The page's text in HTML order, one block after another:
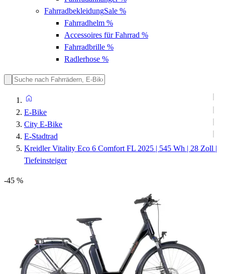
FahrradbekleidungSale %
Fahrradhelm %
Accessoires für Fahrrad %
Fahrradbrille %
Radlerhose %
E-Bike
City E-Bike
E-Stadtrad
Kreidler Vitality Eco 6 Comfort FL 2025 | 545 Wh | 28 Zoll |
Tiefeinsteiger
-45 %